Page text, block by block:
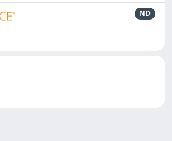
ND